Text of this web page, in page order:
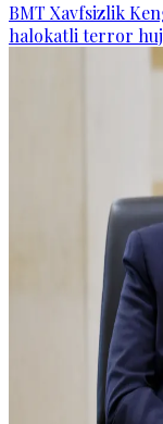
BMT Xavfsizlik
halokatli terror